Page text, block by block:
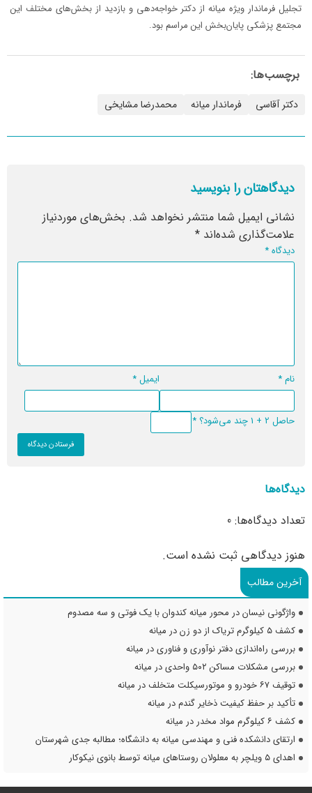
تجلیل فرماندار ویژه میانه از دکتر خواجه‌دهی و بازدید از بخش‌های مختلف این
مجتمع پزشکی پایان‌بخش این مراسم بود.
برچسب‌ها:
دکتر آقاسی فرماندار میانه محمدرضا مشایخی
دیدگاهتان را بنویسید
نشانی ایمیل شما منتشر نخواهد شد. بخش‌های موردنیاز
علامت‌گذاری شده‌اند *
دیدگاه*
نام* ایمیل*
حاصل 2 + 1 چند می‌شود؟ *
دیدگاه‌ها
تعداد دیدگاه‌ها: 0
هنوز دیدگاهی ثبت نشده است.
آخرین مطالب
واژگونی نیسان در محور میانه کندوان با یک فوتی و سه مصدوم
کشف ۵ کیلوگرم تریاک از دو زن در میانه
بررسی راه‌اندازی دفتر نوآوری و فناوری در میانه
بررسی مشکلات مساکن ۵۰۲ واحدی در میانه
توقیف ۶۷ خودرو و موتورسیکلت متخلف در میانه
تأکید بر حفظ کیفیت ذخایر گندم در میانه
کشف ۶ کیلوگرم مواد مخدر در میانه
ارتقای دانشکده فنی و مهندسی میانه به دانشگاه؛ مطالبه جدی شهرستان
اهدای ۵ ویلچر به معلولان روستاهای میانه توسط بانوی نیکوکار